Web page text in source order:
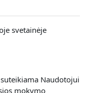
svetainėje
Naudotojui
mokymo